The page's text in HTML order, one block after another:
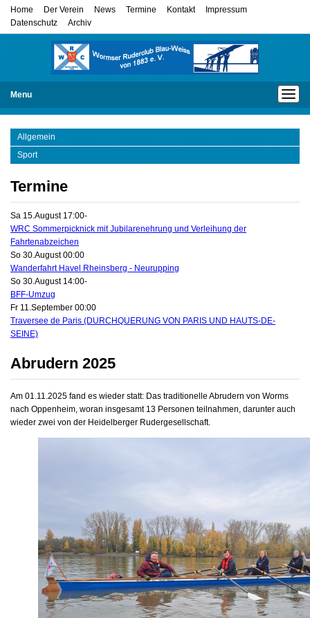
Home Der Verein News Termine Kontakt
Impressum
Datenschutz
Archiv
Menu
Allgemein
Sport
Termine
Sa 15.August 17:00-
WRC Sommerpicknick mit Jubilarenehrung und Verleihung der
Fahrtenabzeichen
So 30.August 00:00
Wanderfahrt Havel Rheinsberg - Neurupping
So 30.August 14:00-
BFF-Umzug
Fr 11.September 00:00
Traversee de Paris (DURCHQUERUNG VON PARIS UND HAUTS-DE-
SEINE)
Abrudern 2025
Am 01.11.2025 fand es wieder statt: Das traditionelle Abrudern von Worms
nach Oppenheim, woran insgesamt 13 Personen teilnahmen, darunter auch
wieder zwei von der Heidelberger Rudergesellschaft.